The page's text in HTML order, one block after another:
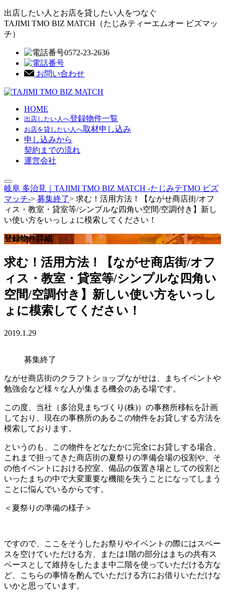
出店したい人とお店を貸したい人をつなぐ
TAJIMI TMO BIZ MATCH （たじみティーエムオー ビズマッ
チ）
0572-23-2636
お問い合わせ
HOME
出店したい人へ登録物件一覧
お店を貸したい人へ取材申し込み
申し込みから
契約までの流れ
運営会社
岐阜 多治見｜TAJIMI TMO BIZ MATCH -たじみテTMO ビズ
マッチ-> 募集終了> 求む！活用方法！【ながせ商店街/オフ
ィス・教室・貸室等/シンプルな四角い空間/空調付き】新し
い使い方をいっしょに模索してください！
登録物件詳細
求む！活用方法！【ながせ商店街/オフ
ィス・教室・貸室等/シンプルな四角い
空間/空調付き】新しい使い方をいっし
ょに模索してください！
2019.1.29
募集終了
ながせ商店街のクラフトショップながせは、まちイベントや
勉強会など様々な人が集まる機会のある場です。
この度、当社（多治見まちづくり(株)）の事務所移転を計画
しており、現在の事務所のあるこの物件をお貸しする方法を
模索しております。
というのも、この物件をどなたかに完全にお貸しする場合、
これまで担ってきた商店街の夏祭りの準備会場の役割や、そ
の他イベントにおける控室、備品の仮置き場としての役割と
いったまちの中で大変重要な機能を失うことになってしまう
ことに悩んでいるからです。
＜夏祭りの準備の様子＞
ですので、ここをそうしたお祭りやイベントの際にはスペー
スを空けていただける方、または1階の部分はまちの共有ス
ペースとして維持をしたまま中二階を使っていただける方な
ど、こちらの事情を酌んでいただける方にお借りいただけな
いかと思っています。